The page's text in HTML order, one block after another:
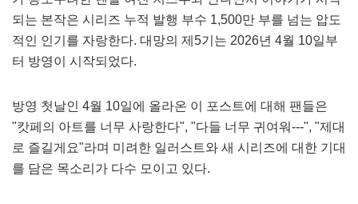
되는 본작은 시리즈 누적 발행 부수 1,500만 부를 넘는 압도
적인 인기를 자랑한다. 대망의 제5기는 2026년 4월 10일부
터 방영이 시작되었다.
방영 첫날인 4월 10일에 올라온 이 포스트에 대해 팬들은
"캇페의 아트를 너무 사랑한다", "다들 너무 귀여워---", "제대
로 즐길게요"라며 미려한 일러스트와 새 시리즈에 대한 기대
를 담은 목소리가 다수 모이고 있다.